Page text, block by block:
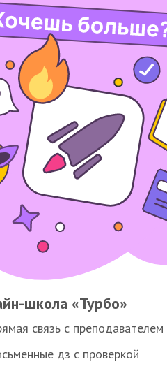
школа «Турбо»
связь с преподавателем
дз с проверкой